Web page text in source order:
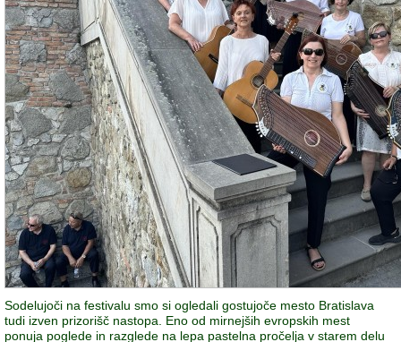
Sodelujoči na festivalu smo si ogledali gostujoče mesto Bratislava
tudi izven prizorišč nastopa. Eno od mirnejših evropskih mest
ponuja poglede in razglede na lepa pastelna pročelja v starem delu